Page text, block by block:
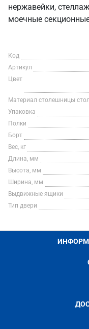
нержавейки,
моечные
Код
Артикул
Цвет
Материал столешницы
Упаковка
Полки
Борт
Вес, кг
Длина, мм
Высота, мм
Ширина, мм
Выдвижные ящики
Тип двери